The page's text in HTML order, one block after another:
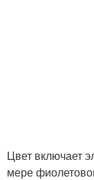
Цвет включает
мере